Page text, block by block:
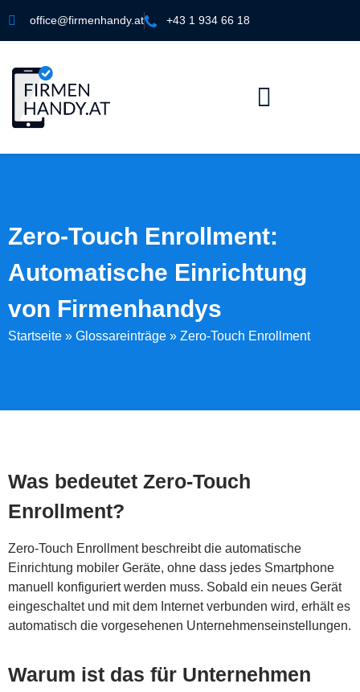
office@firmenhandy.at +43 1 934 66 18
Zero-Touch Enrollment:
Automatische Einrichtung
von Firmenhandys
Startseite » Glossareinträge » Zero-Touch Enrollment
Was bedeutet Zero-Touch
Enrollment?
Zero-Touch Enrollment beschreibt die automatische
Einrichtung mobiler Geräte, ohne dass jedes Smartphone
manuell konfiguriert werden muss. Sobald ein neues Gerät
eingeschaltet und mit dem Internet verbunden wird, erhält es
automatisch die vorgesehenen Unternehmenseinstellungen.
Warum ist das für Unternehmen